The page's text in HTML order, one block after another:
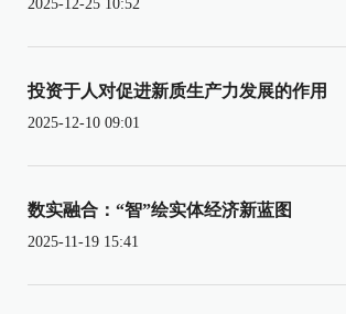
2025-12-25 10:52
投资于人对促进新质生产力发展的作用
2025-12-10 09:01
数实融合：“智”绘实体经济新蓝图
2025-11-19 15:41